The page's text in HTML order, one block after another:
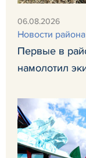
06.08.2026
Новости района
Первые в
намолотил